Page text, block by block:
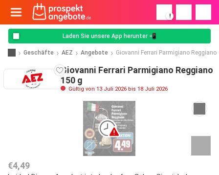
!
Laden Sie unsere App herunter 📲
Geschäfte AEZ Angebote Giovanni Ferrari Parmigiano Reggiano
Giovanni Ferrari Parmigiano Reggiano
150 g
Gültig von 13 Juli 2026 bis 18 Juli 2026
€4,49